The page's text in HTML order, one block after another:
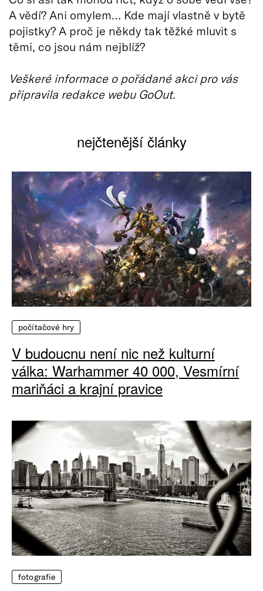
A vědí? Ani omylem… Kde mají vlastně v bytě
pojistky? A proč je někdy tak těžké mluvit s
těmi, co jsou nám nejblíž?
Veškeré informace o pořádané akci pro vás
připravila redakce webu GoOut.
nejčtenější články
počítačové hry
V budoucnu není nic než kulturní
válka: Warhammer 40 000, Vesmírní
mariňáci a krajní pravice
fotografie